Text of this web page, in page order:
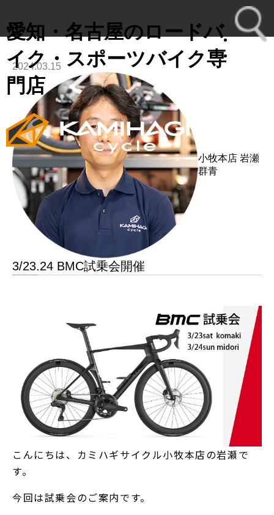
愛知・名古屋のロードバ
イク・スポーツバイク専
門店
2024.03.15
小牧本店岩瀬
群青
3/23.24 BMC試乗会開催
こんにちは、カミハギサイクル小牧本店の岩瀬で
す。
今回は試乗会のご案内です。